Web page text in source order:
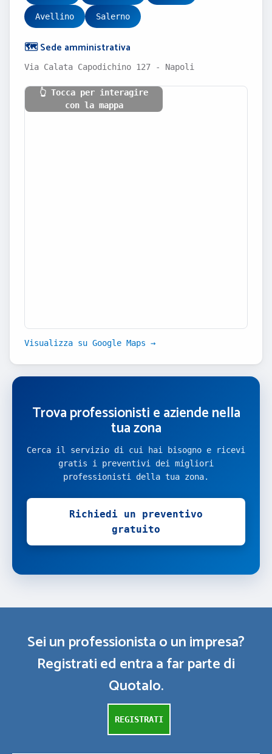
Avellino Salerno
🗺️ Sede amministrativa
Via Calata Capodichino 127 - Napoli
👆 Tocca per interagire
con la mappa
Visualizza su Google Maps →
Trova professionisti e aziende nella
tua zona
Cerca il servizio di cui hai bisogno e ricevi
gratis i preventivi dei migliori
professionisti della tua zona.
Richiedi un preventivo
gratuito
Sei un professionista o un impresa?
Registrati ed entra a far parte di
Quotalo.
REGISTRATI